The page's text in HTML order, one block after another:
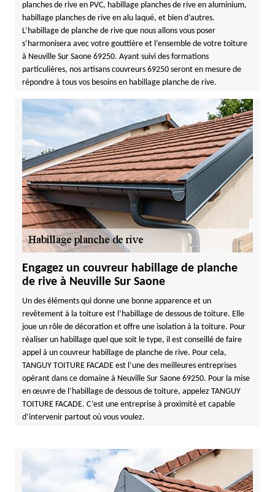
planches de rive en PVC, habillage planches de rive en aluminium,
habillage planches de rive en alu laqué, et bien d’autres.
L’habillage de planche de rive que nous allons vous poser
s’harmonisera avec votre gouttière et l’ensemble de votre toiture
à Neuville Sur Saone 69250. Ayant suivi des formations
particulières, nos artisans couvreurs 69250 seront en mesure de
répondre à tous vos besoins en habillage planche de rive.
Engagez un couvreur habillage de planche
de rive à Neuville Sur Saone
Un des éléments qui donne une bonne apparence et un
revêtement à la toiture est l’habillage de dessous de toiture. Elle
joue un rôle de décoration et offre une isolation à la toiture. Pour
réaliser un habillage quel que soit le type, il est conseillé de faire
appel à un couvreur habillage de planche de rive. Pour cela,
TANGUY TOITURE FACADE est l’une des meilleures entreprises
opérant dans ce domaine à Neuville Sur Saone 69250. Pour la mise
en œuvre de l’habillage de dessous de toiture, appelez TANGUY
TOITURE FACADE. C’est une entreprise à proximité et capable
d’intervenir partout où vous voulez.